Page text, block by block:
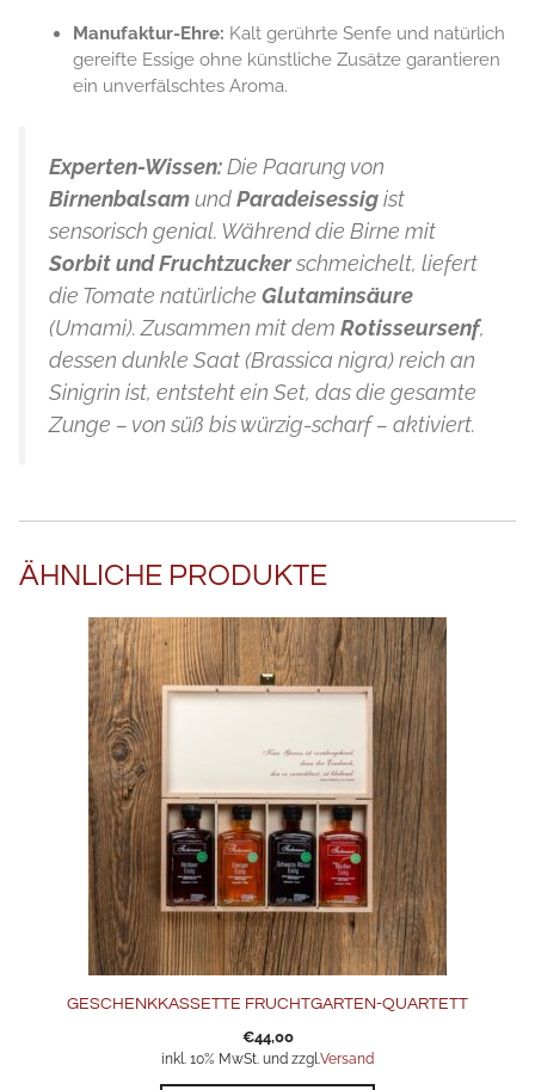
Manufaktur-Ehre: Kalt gerührte Senfe und natürlich
gereifte Essige ohne künstliche Zusätze garantieren
ein unverfälschtes Aroma.
Experten-Wissen:Die Paarung von
BirnenbalsamundParadeisessigist
sensorisch genial. Während die Birne mit
Sorbit und Fruchtzuckerschmeichelt, liefert
die Tomate natürliche Glutaminsäure
(Umami). Zusammen mit dem Rotisseursenf,
dessen dunkle Saat (Brassica nigra) reich an
Sinigrin ist, entsteht ein Set, das die gesamte
Zunge – von süß bis würzig-scharf – aktiviert.
ÄHNLICHE PRODUKTE
GESCHENKKASSETTE FRUCHTGARTEN-QUARTETT
€44,00
inkl. 10% MwSt. und zzgl. Versand